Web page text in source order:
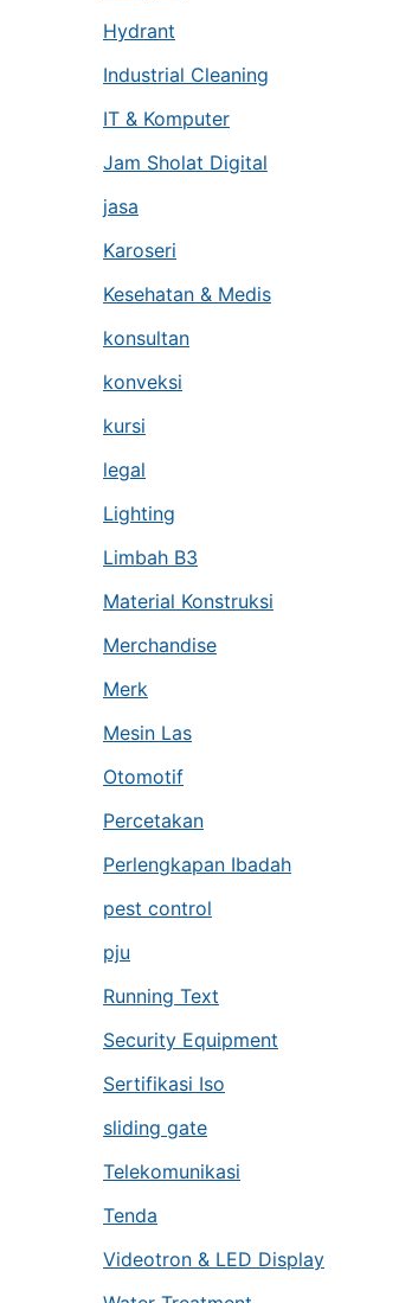
Hydrant
Industrial Cleaning
IT & Komputer
Jam Sholat Digital
jasa
Karoseri
Kesehatan & Medis
konsultan
konveksi
kursi
legal
Lighting
Limbah B3
Material Konstruksi
Merchandise
Merk
Mesin Las
Otomotif
Percetakan
Perlengkapan Ibadah
pest control
pju
Running Text
Security Equipment
Sertifikasi Iso
sliding gate
Telekomunikasi
Tenda
Videotron & LED Display